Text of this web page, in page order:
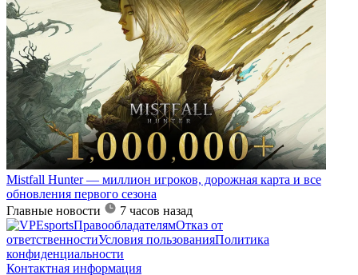
Mistfall Hunter — миллион игроков, дорожная карта и все
обновления первого сезона
Главные новости
7 часов назад
ПравообладателямОтказ от
ответственностиУсловия пользованияПолитика
конфиденциальности
Контактная информация